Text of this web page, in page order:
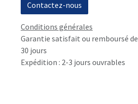
Contactez-nous
Conditions générales
Garantie satisfait ou remboursé de
30 jours
Expédition : 2-3 jours ouvrables